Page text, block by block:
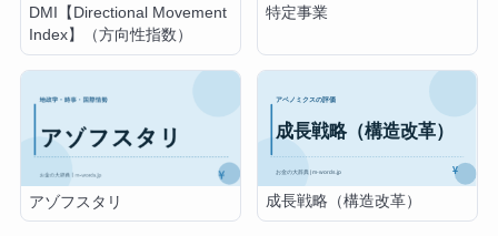
DMI【Directional Movement
Index】（方向性指数）
特定事業
アゾフスタリ 成長戦略（構造改革）